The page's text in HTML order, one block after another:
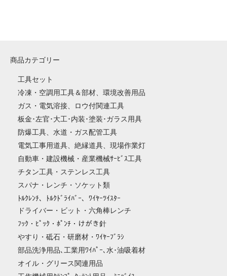
商品カテゴリー
工具セット
冷凍・空調用工具＆部材、環境改善用品
ガス・電気溶接、ロウ付関連工具
板金･左官･大工･内装･塗装･ガラス用具
防爆工具、水道・ガス配管工具
電気工事用道具、絶縁道具、現場作業灯
自動車・建設機械・産業機械ｻｰﾋﾞｽ工具
チタン工具・ステンレス工具
スパナ・レンチ・ソケット類
ﾄﾙｸﾚﾝﾁ、ﾄﾙｸﾄﾞﾗｲﾊﾞｰ、ﾜｲﾔｰﾂｲｽﾀｰ
ドライバー・ビット・六角棒レンチ
ﾌｯｸ・ﾋﾟｯｸ・ﾎﾟﾝﾁ・けがき針
やすり・砥石・研磨材・ﾜｲﾔｰﾌﾞﾗｼ
部品洗浄用品､工業用ﾜｲﾊﾟｰ､水･油吸着材
オイル・グリース関連用品